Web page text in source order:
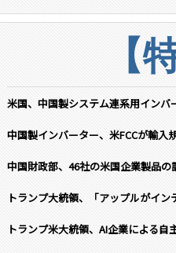
【
米国、中国製システム連系用インバ
中国製インバーター、米FCCが輸
中国財政部、46社の米国企業製品の
トランプ大統領、「アップルがイ
トランプ米大統領、AI企業による